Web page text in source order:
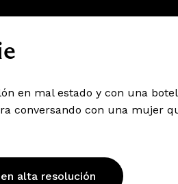
en mal estado y con una
conversando con una mujer
alta resolución